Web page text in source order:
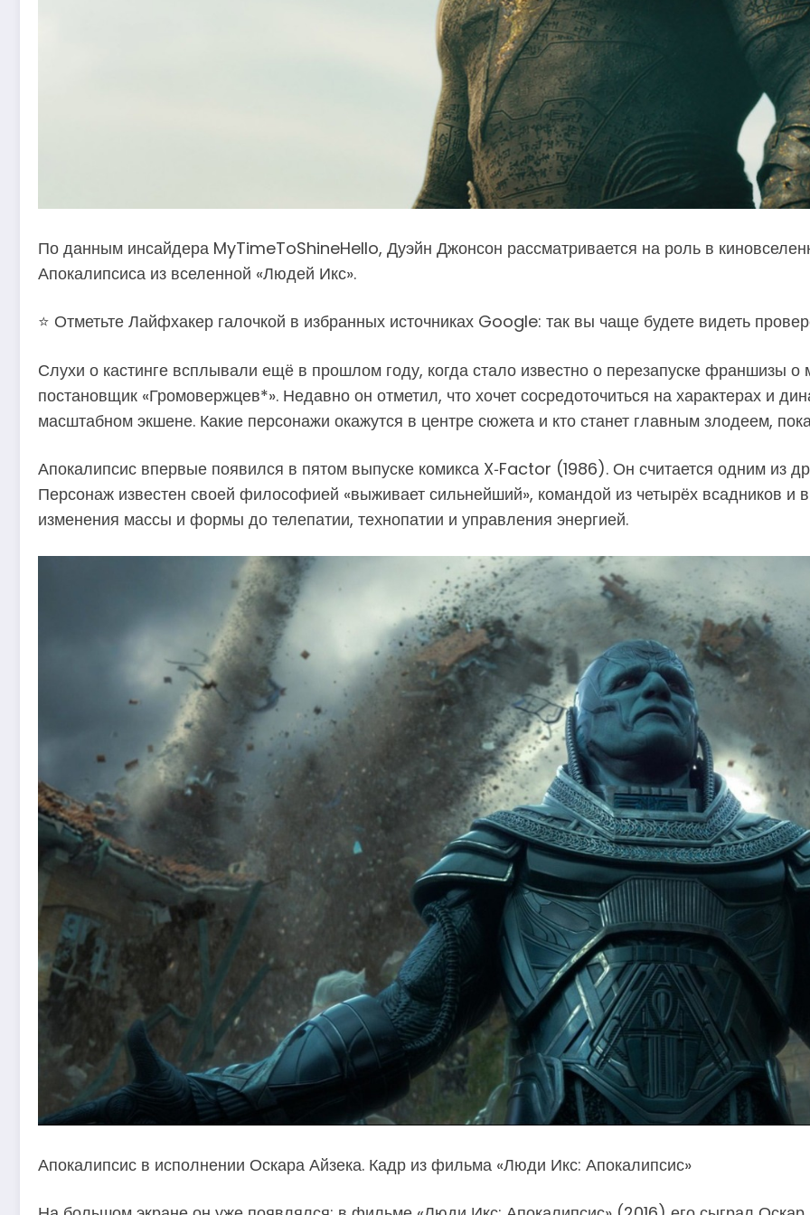
По данным инсайдера MyTimeToShineHello, Дуэйн Джонсон рассматривается на роль в
Апокалипсиса из вселенной «Людей Икс».
⭐ Отметьте Лайфхакер галочкой в избранных источниках Google: так вы чаще будете видеть
Слухи о кастинге всплывали ещё в прошлом году, когда стало известно о перезапуске франшизы
постановщик «Громовержцев*». Недавно он отметил, что хочет сосредоточиться на характерах и
масштабном экшене. Какие персонажи окажутся в центре сюжета и кто станет главным злодеем,
Апокалипсис впервые появился в пятом выпуске комикса X‑Factor (1986). Он считается одним из
Персонаж известен своей философией «выживает сильнейший», командой из четырёх всадников
изменения массы и формы до телепатии, технопатии и управления энергией.
Апокалипсис в исполнении Оскара Айзека. Кадр из фильма «Люди Икс: Апокалипсис»